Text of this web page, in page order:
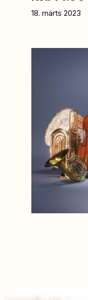
18. märts 2023